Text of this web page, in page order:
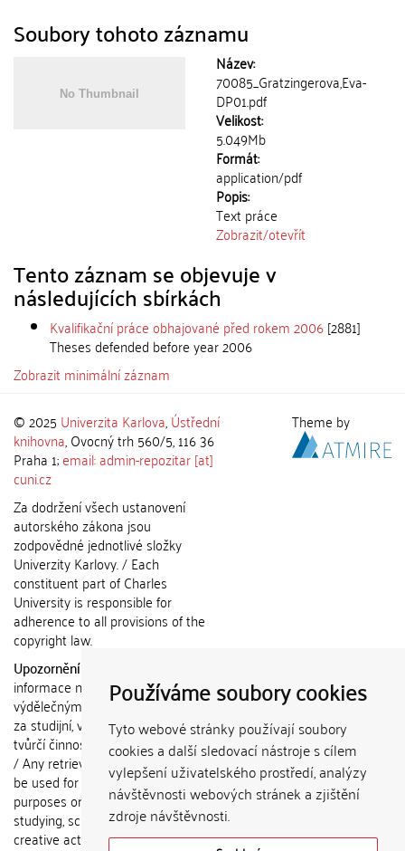
Používáme soubory cookies
Tyto webové stránky používají soubory
cookies a další sledovací nástroje s cílem
vylepšení uživatelského prostředí, analýzy
návštěvnosti webových stránek a zjištění
zdroje návštěvnosti.
Soubory tohoto záznamu
Název:
70085_Gratzingerova,Eva-
DP01.pdf
Velikost:
5.049Mb
Formát:
application/pdf
Popis:
Text práce
Zobrazit/otevřít
Tento záznam se objevuje v
následujících sbírkách
Kvalifikační práce obhajované před rokem 2006[2881]
Theses defended before year 2006
Zobrazit minimální záznam
© 2025 Univerzita Karlova,Ústřední
knihovna, Ovocný trh 560/5, 116 36
Praha 1;email: admin-repozitar [at]
cuni.cz
Za dodržení všech ustanovení
autorského zákona jsou
zodpovědné jednotlivé složky
Univerzity Karlovy. / Each
constituent part of Charles
University is responsible for
adherence to all provisions of the
copyright law.
Upozornění / Notice:
informace nemohou být použity k
výdělečným účelům nebo vydávány
za studijní, vědeckou nebo jinou
tvůrčí činnost jiné osoby než autora.
/ Any retrieved information shall not
be used for any commercial
purposes or claimed as results of
studying, scientific or any other
creative activities of any person
Theme by